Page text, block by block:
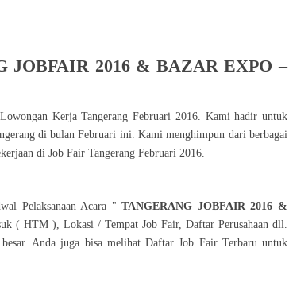
JOBFAIR 2016 & BAZAR EXPO –
Lowongan KerjaTangerang Februari 2016. Kami hadir untuk
di bulanFebruari ini. Kami menghimpun dari berbagai
di Job Fair Tangerang Februari 2016.
Pelaksanaan Acara "TANGERANG JOBFAIR 2016 &
( HTM ), Lokasi / Tempat Job Fair, Daftar Perusahaan dll.
Anda juga bisa melihat Daftar Job Fair Terbaru untuk